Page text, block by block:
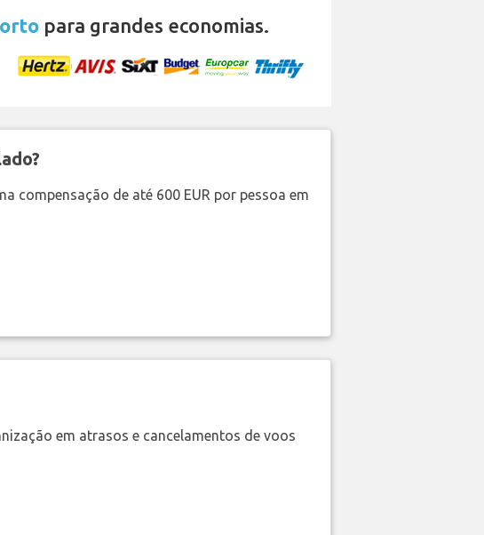
para grandes economias.
compensação de até 600 EUR por pessoa em
em atrasos e cancelamentos de voos